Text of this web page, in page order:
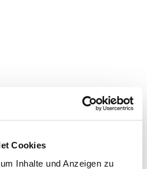
Cookies
Inhalte und Anzeigen zu